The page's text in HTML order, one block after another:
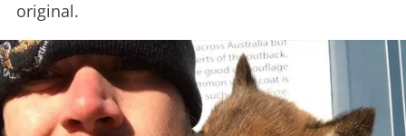
original.